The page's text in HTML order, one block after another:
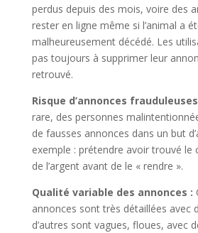
perdus depuis des mois, voire des
rester en ligne même si l’animal a
malheureusement décédé. Les
pas toujours à supprimer leur
retrouvé.
Risque d’annonces
rare, des personnes
de fausses annonces dans un but
exemple : prétendre avoir trouvé le
de l’argent avant de le « rendre ».
Qualité variable des annonces :
annonces sont très détaillées avec
d’autres sont vagues, floues, avec